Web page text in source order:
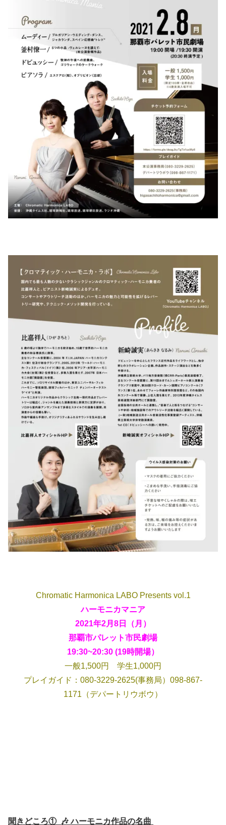
Chromatic Harmonica LABO Presents vol.1
ハーモニカマニア
2021年2月8日（月）
那覇市パレット市民劇場
19:30~20:30 (19時開場）
一般1,500円 学生1,000円
プレイガイド：080-3229-2625(事務局）098-867-
1171（デパートリウボウ）
聞きどころ① 🎶 ハーモニカ作品の名曲